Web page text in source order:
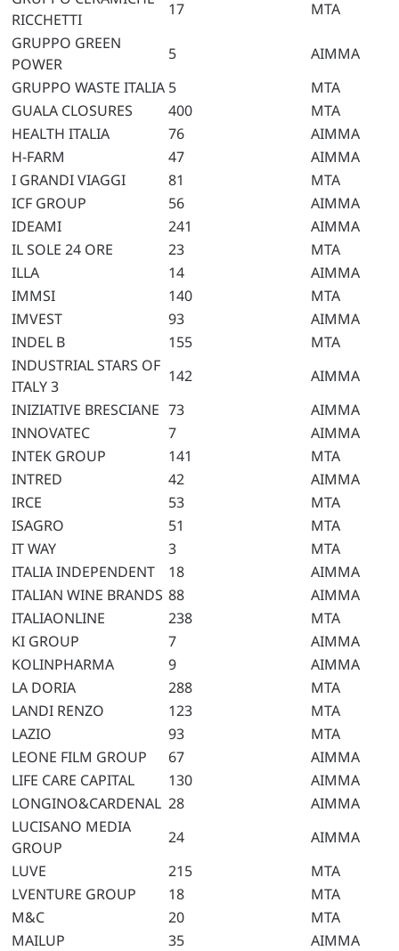
RICCHETTI
17
MTA
GRUPPO GREEN
POWER
5
AIMMA
GRUPPO WASTE ITALIA 5
MTA
GUALA CLOSURES
400
MTA
HEALTH ITALIA
76
AIMMA
H-FARM
47
AIMMA
I GRANDI VIAGGI
81
MTA
ICF GROUP
56
AIMMA
IDEAMI
241
AIMMA
IL SOLE 24 ORE
23
MTA
ILLA
14
AIMMA
IMMSI
140
MTA
IMVEST
93
AIMMA
INDEL B
155
MTA
INDUSTRIAL STARS OF
ITALY 3
142
AIMMA
INIZIATIVE BRESCIANE 73
AIMMA
INNOVATEC
7
AIMMA
INTEK GROUP
141
MTA
INTRED
42
AIMMA
IRCE
53
MTA
ISAGRO
51
MTA
IT WAY
3
MTA
ITALIA INDEPENDENT
18
AIMMA
ITALIAN WINE BRANDS 88
AIMMA
ITALIAONLINE
238
MTA
KI GROUP
7
AIMMA
KOLINPHARMA
9
AIMMA
LA DORIA
288
MTA
LANDI RENZO
123
MTA
LAZIO
93
MTA
LEONE FILM GROUP
67
AIMMA
LIFE CARE CAPITAL
130
AIMMA
LONGINO&CARDENAL 28
AIMMA
LUCISANO MEDIA
GROUP
24
AIMMA
LUVE
215
MTA
LVENTURE GROUP
18
MTA
M&C
20
MTA
MAILUP
35
AIMMA